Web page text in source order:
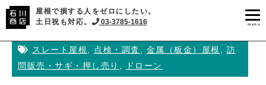
屋根で損する人をゼロにしたい。
土日祝も対応。
03-3785-1616 menu
スレート屋根 , 点検・調査 , 金属（板金）屋根 , 訪
問販売・サギ・押し売り , ドローン